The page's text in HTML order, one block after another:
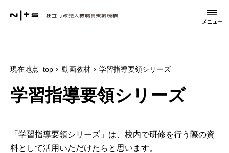
メニュー
現在地点 top 動画教材 学習指導要領シリーズ
学習指導要領シリーズ
「学習指導要領シリーズ」は、校内で研修を行う際の資
料として活用いただけたらと思います。